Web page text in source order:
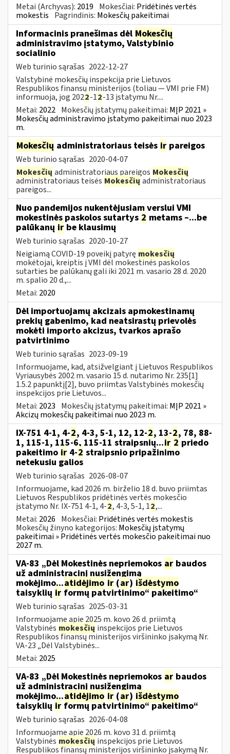
Metai (Archyvas): 2019 Mokesčiai: Pridėtinės vertės
mokestis Pagrindinis: Mokesčių pakeitimai
Informacinis pranešimas dėl Mokesčių
administravimo įstatymo, Valstybinio
socialinio
Web turinio sąrašas 2022-12-27
Valstybinė mokesčių inspekcija prie Lietuvos
Respublikos finansų ministerijos (toliau — VMI prie FM)
informuoja, jog 2022-12-13 įstatymu Nr....
Metai: 2022 Mokesčių įstatymų pakeitimai: MĮP 2021 »
Mokesčių administravimo įstatymo pakeitimai nuo 2023
m.
Mokesčių administratoriaus teisės ir pareigos
Web turinio sąrašas 2020-04-07
Mokesčių administratoriaus pareigos Mokesčių
administratoriaus teisės Mokesčių administratoriaus
pareigos...
Nuo pandemijos nukentėjusiam verslui VMI
mokestinės paskolos sutartys 2 metams –...be
palūkanų ir be klausimų
Web turinio sąrašas 2020-10-27
Neigiamą COVID-19 poveikį patyrę mokesčių
mokėtojai, kreiptis į VMI dėl mokestinės paskolos
sutarties be palūkanų gali iki 2021 m. vasario 28 d. 2020
m. spalio 20 d.,...
Metai: 2020
Dėl importuojamų akcizais apmokestinamų
prekių gabenimo, kad neatsirastų prievolės
mokėti importo akcizus, tvarkos aprašo
patvirtinimo
Web turinio sąrašas 2023-09-19
Informuojame, kad, atsižvelgiant į Lietuvos Respublikos
Vyriausybės 2002 m. vasario 15 d. nutarimo Nr. 235[1]
1.5.2 papunktį[2], buvo priimtas Valstybinės mokesčių
inspekcijos prie Lietuvos...
Metai: 2023 Mokesčių įstatymų pakeitimai: MĮP 2021 »
Akcizų mokesčių pakeitimai nuo 2023 m.
IX-751 4-1, 4-2, 4-3, 5-1, 12, 12-2, 13-2, 78, 88-
1, 115-1, 115-6, 115-11 straipsnių...ir 2 priedo
pakeitimo ir 4-2 straipsnio pripažinimo
netekusiu galios
Web turinio sąrašas 2026-08-07
Informuojame, kad 2026 m. birželio 18 d. buvo priimtas
Lietuvos Respublikos pridėtinės vertės mokesčio
įstatymo Nr. IX-751 4-1, 4-2, 4-3, 5-1, 12,...
Metai: 2026 Mokesčiai: Pridėtinės vertės mokestis
Mokesčių žinyno kategorijos: Mokesčių įstatymų
pakeitimai » Pridėtinės vertės mokesčio pakeitimai nuo
2027 m.
VA-83 „Dėl Mokestinės nepriemokos ar baudos
už administracinį nusižengimą
mokėjimo...atidėjimo ir (ar) išdėstymo
taisyklių ir formų patvirtinimo“ pakeitimo“
Web turinio sąrašas 2025-03-31
Informuojame apie 2025 m. kovo 26 d. priimtą
Valstybinės mokesčių inspekcijos prie Lietuvos
Respublikos finansų ministerijos viršininko įsakymą Nr.
VA-23 „Dėl Valstybinės...
Metai: 2025
VA-83 „Dėl Mokestinės nepriemokos ar baudos
už administracinį nusižengimą
mokėjimo...atidėjimo ir (ar) išdėstymo
taisyklių ir formų patvirtinimo“ pakeitimo“
Web turinio sąrašas 2026-04-08
Informuojame apie 2026 m. kovo 31 d. priimtą
Valstybinės mokesčių inspekcijos prie Lietuvos
Respublikos finansų ministerijos viršininko įsakymą Nr.